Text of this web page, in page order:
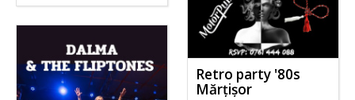
Retro party '80s
Mărțișor